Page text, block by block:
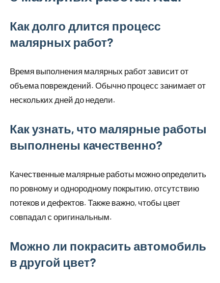
Как долго длится процесс
малярных работ?
Время выполнения малярных работ зависит от
объема повреждений. Обычно процесс занимает от
нескольких дней до недели.
Как узнать, что малярные работы
выполнены качественно?
Качественные малярные работы можно определить
по ровному и однородному покрытию, отсутствию
потеков и дефектов. Также важно, чтобы цвет
совпадал с оригинальным.
Можно ли покрасить автомобиль
в другой цвет?